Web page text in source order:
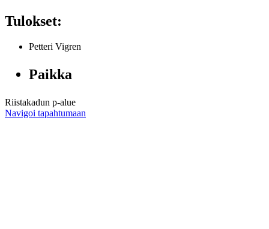
Tulokset:
Petteri Vigren
Paikka
Riistakadun p-alue
Navigoi tapahtumaan